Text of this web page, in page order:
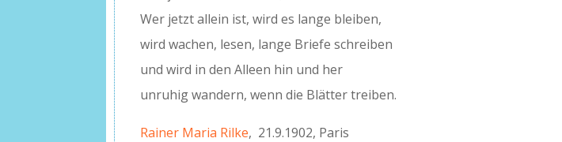
Wer jetzt allein ist, wird es lange bleiben,
wird wachen, lesen, lange Briefe schreiben
und wird in den Alleen hin und her
unruhig wandern, wenn die Blätter treiben.
Rainer Maria Rilke, 21.9.1902, Paris